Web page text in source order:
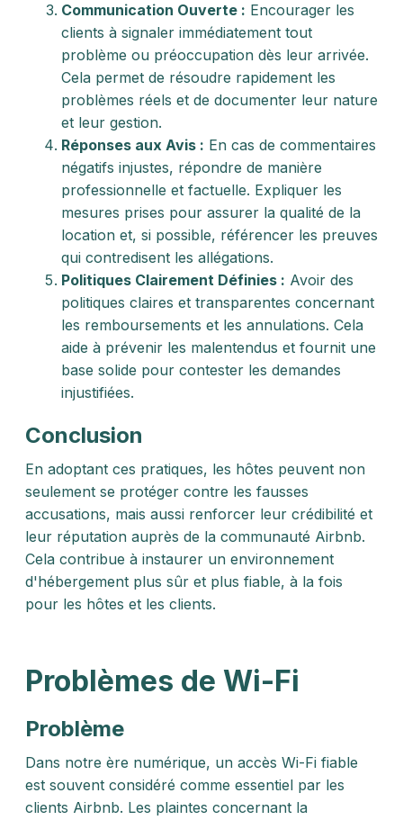
Communication Ouverte : Encourager les
clients à signaler immédiatement tout
problème ou préoccupation dès leur arrivée.
Cela permet de résoudre rapidement les
problèmes réels et de documenter leur nature
et leur gestion.
Réponses aux Avis : En cas de commentaires
négatifs injustes, répondre de manière
professionnelle et factuelle. Expliquer les
mesures prises pour assurer la qualité de la
location et, si possible, référencer les preuves
qui contredisent les allégations.
Politiques Clairement Définies : Avoir des
politiques claires et transparentes concernant
les remboursements et les annulations. Cela
aide à prévenir les malentendus et fournit une
base solide pour contester les demandes
injustifiées.
Conclusion
En adoptant ces pratiques, les hôtes peuvent non
seulement se protéger contre les fausses
accusations, mais aussi renforcer leur crédibilité et
leur réputation auprès de la communauté Airbnb.
Cela contribue à instaurer un environnement
d'hébergement plus sûr et plus fiable, à la fois
pour les hôtes et les clients.
Problèmes de Wi-Fi
Problème
Dans notre ère numérique, un accès Wi-Fi fiable
est souvent considéré comme essentiel par les
clients Airbnb. Les plaintes concernant la